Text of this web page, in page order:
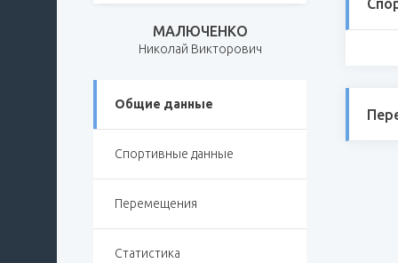
МАЛЮЧЕНКО
Николай Викторович
Общие данные
Спортивные данные
Перемещения
Статистика